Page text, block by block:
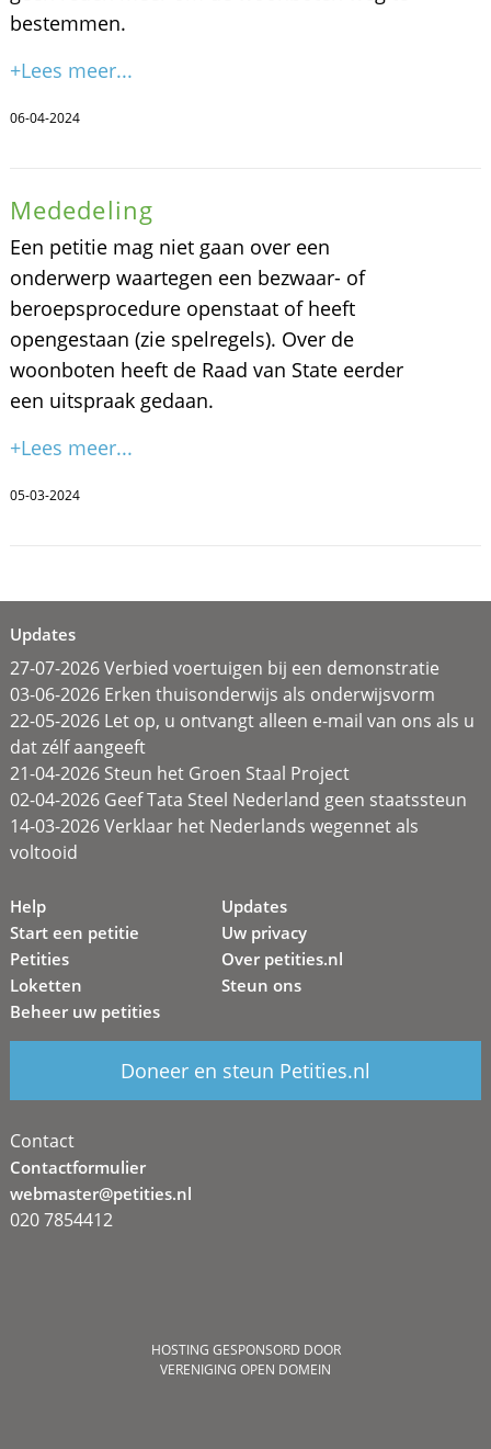
bestemmen.
+Lees meer...
06-04-2024
Mededeling
Een petitie mag niet gaan over een
onderwerp waartegen een bezwaar- of
beroepsprocedure openstaat of heeft
opengestaan (zie spelregels). Over de
woonboten heeft de Raad van State eerder
een uitspraak gedaan.
+Lees meer...
05-03-2024
Updates
27-07-2026 Verbied voertuigen bij een demonstratie
03-06-2026 Erken thuisonderwijs als onderwijsvorm
22-05-2026 Let op, u ontvangt alleen e-mail van ons als u
dat zélf aangeeft
21-04-2026 Steun het Groen Staal Project
02-04-2026 Geef Tata Steel Nederland geen staatssteun
14-03-2026 Verklaar het Nederlands wegennet als
voltooid
Help
Start een petitie
Petities
Loketten
Beheer uw petities
Updates
Uw privacy
Over petities.nl
Steun ons
Doneer en steun Petities.nl
Contact
Contactformulier
webmaster@petities.nl
020 7854412
HOSTING GESPONSORD DOOR
VERENIGING OPEN DOMEIN